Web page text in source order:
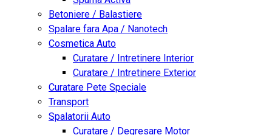
Betoniere / Balastiere
Spalare fara Apa / Nanotech
Cosmetica Auto
Curatare / Intretinere Interior
Curatare / Intretinere Exterior
Curatare Pete Speciale
Transport
Spalatorii Auto
Curatare / Degresare Motor